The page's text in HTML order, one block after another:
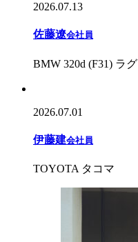
2026.07.13
佐藤遼会社員
BMW 320d (F31) ラ
2026.07.01
伊藤建会社員
TOYOTA タコマ